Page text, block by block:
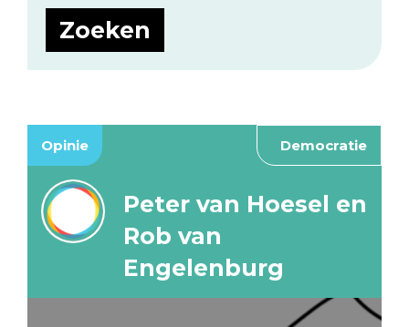
auteur...
Opinie Democratie
Peter van Hoesel en
Rob van
Engelenburg